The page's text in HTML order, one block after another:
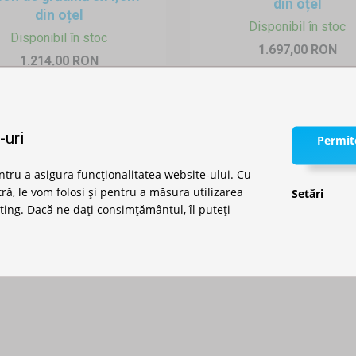
ferestre, iluminat LED, ancorare suplimentară (chingi, greutăți cu
transportat cu dubă sau mașină de service
integrală pe acoperiș și pereți – pentru imagine profesională și
tale
etapă de campionat național, un raliu local sau un show de drift –
din oțel
Disponibil în stoc
1.214,00 RON
din oțel
Disponibil în stoc
1.697,00 RON
uri
a asigura funcționalitatea website-ului. Cu
le vom folosi și pentru a măsura utilizarea
Dacă ne dați consimțământul, îl puteți
Setări